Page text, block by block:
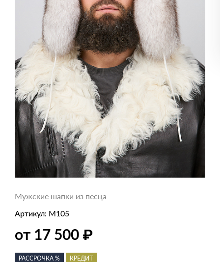
Мужские шапки из песца
Артикул: M105
от 17 500 ₽
РАССРОЧКА % КРЕДИТ